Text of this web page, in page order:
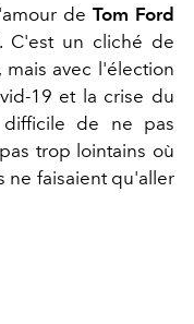
de Tom Ford
C'est un cliché de
avec l'élection
19 et la crise du
difficile de ne pas
trop lointains où
ne faisaient qu'aller